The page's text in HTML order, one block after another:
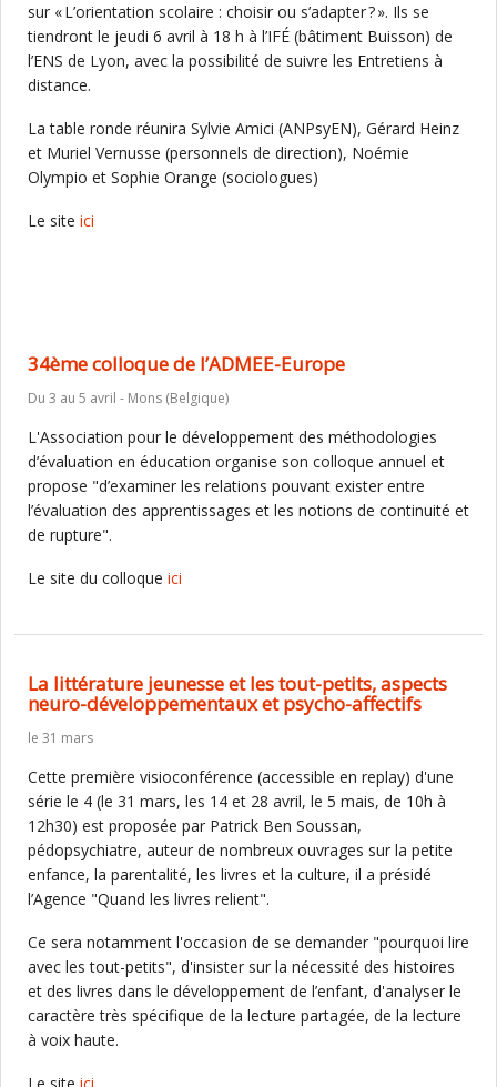
sur « L’orientation scolaire : choisir ou s’adapter ? ». Ils se
tiendront le jeudi 6 avril à 18 h à l’IFÉ (bâtiment Buisson) de
l’ENS de Lyon, avec la possibilité de suivre les Entretiens à
distance.
La table ronde réunira Sylvie Amici (ANPsyEN), Gérard Heinz
et Muriel Vernusse (personnels de direction), Noémie
Olympio et Sophie Orange (sociologues)
Le site ici
34ème colloque de l’ADMEE-Europe
Du 3 au 5 avril - Mons (Belgique)
L'Association pour le développement des méthodologies
d’évaluation en éducation organise son colloque annuel et
propose "d’examiner les relations pouvant exister entre
l’évaluation des apprentissages et les notions de continuité et
de rupture".
Le site du colloque ici
La littérature jeunesse et les tout-petits, aspects
neuro-développementaux et psycho-affectifs
le 31 mars
Cette première visioconférence (accessible en replay) d'une
série le 4 (le 31 mars, les 14 et 28 avril, le 5 mais, de 10h à
12h30) est proposée par Patrick Ben Soussan,
pédopsychiatre, auteur de nombreux ouvrages sur la petite
enfance, la parentalité, les livres et la culture, il a présidé
l’Agence "Quand les livres relient".
Ce sera notamment l'occasion de se demander "pourquoi lire
avec les tout-petits", d'insister sur la nécessité des histoires
et des livres dans le développement de l’enfant, d'analyser le
caractère très spécifique de la lecture partagée, de la lecture
à voix haute.